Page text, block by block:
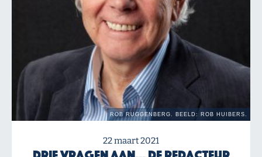
22 maart 2021
Drie vragen aan… de redacteur